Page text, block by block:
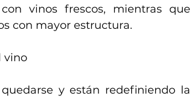
vinos frescos, mientras que
con mayor estructura.
vino
y están redefiniendo la